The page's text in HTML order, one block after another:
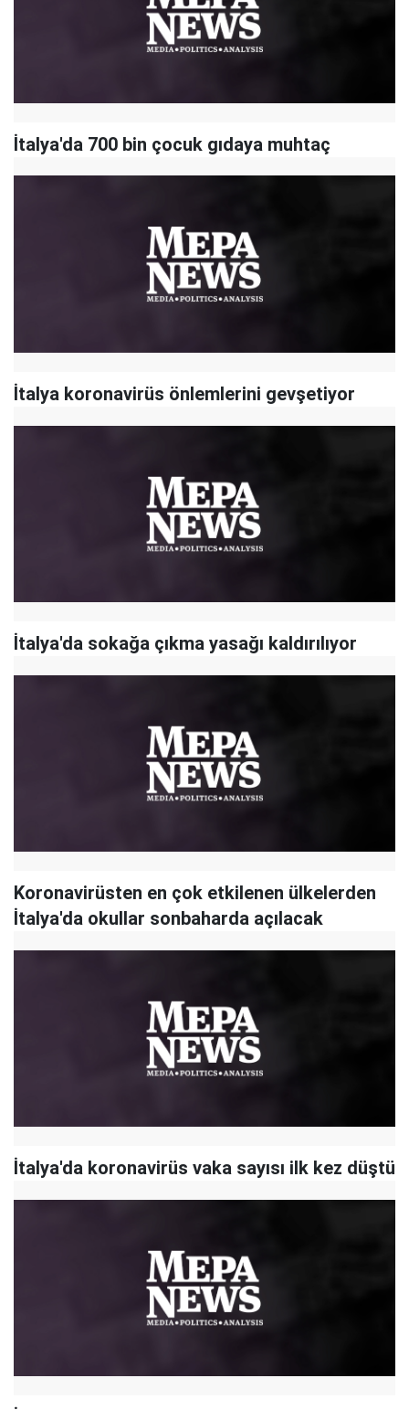
İtalya'da 700 bin çocuk gıdaya muhtaç
İtalya koronavirüs önlemlerini gevşetiyor
İtalya'da sokağa çıkma yasağı kaldırılıyor
Koronavirüsten en çok etkilenen ülkelerden
İtalya'da okullar sonbaharda açılacak
İtalya'da koronavirüs vaka sayısı ilk kez düştü